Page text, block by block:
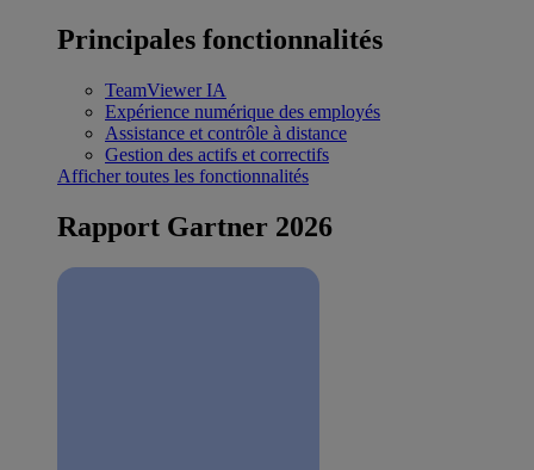
Principales fonctionnalités
TeamViewer IA
Expérience numérique des employés
Assistance et contrôle à distance
Gestion des actifs et correctifs
Afficher toutes les fonctionnalités
Rapport Gartner 2026